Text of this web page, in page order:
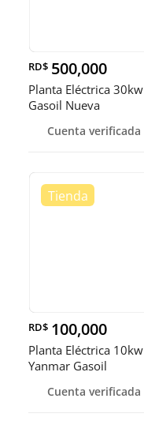
RD$ 500,000
Planta Eléctrica 30kw
Gasoil Nueva
Cuenta verificada
RD$ 100,000
Planta Eléctrica 10kw
Yanmar Gasoil
Cuenta verificada